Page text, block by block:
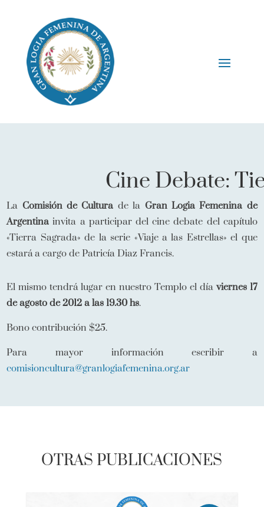
Cine Debate:
La Comisión de Cultura de la Gran Logia Femenina de
Argentina invita a participar del cine debate del capítulo
«Tierra Sagrada» de la serie «Viaje a las Estrellas» el que
estará a cargo de Patricía Diaz Francis.
El mismo tendrá lugar en nuestro Templo el día viernes 17
de agosto de 2012 a las 19.30 hs.
Bono contribución $25.
Para mayor información escribir a
comisioncultura@granlogiafemenina.org.ar
OTRAS PUBLICACIONES